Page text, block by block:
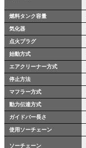
燃料タンク容量
気化器
点火プラグ
始動方式
エアクリーナー方式
停止方法
マフラー方式
動力伝達方式
ガイドバー長さ
使用ソーチェーン
ソーチェーン